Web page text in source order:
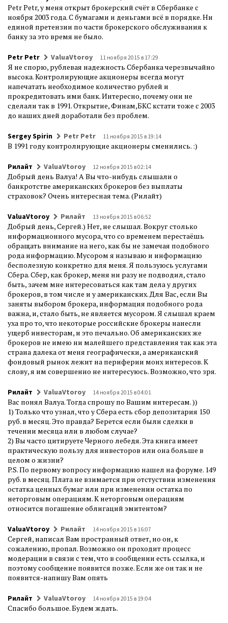
Petr Petr, у меня открыт брокерский счёт в Сбербанке с
ноября 2003 года. С бумагами и деньгами всё в порядке. Ни
единой претензии по части брокерского обслуживания к
банку за это время не было.
Petr Petr ValuaVtoroy 11 ноября 2015 в 17:29
Я не спорю, рублевая надежность Сбербанка черезвычайно
высока. Контролирующие акционеры всегда могут
напечатать необходимое количество рублей и
прокредитовать ими банк. Интересно, почему они не
сделали так в 1991. Открытие, Финам,БКС кстати тоже с 2003
до наших дней доработали без проблем.
Sergey Spirin Petr Petr 11 ноября 2015 в 19:14
В 1991 году контролирующие акционеры сменились. :)
Рилайт ValuaVtoroy 12 ноября 2015 в 02:14
Добрый день Валуа! А Вы что-нибудь слышали о
банкротстве американских брокеров без выплаты
страховок? Очень интересная тема. (Рилайт)
ValuaVtoroy Рилайт 13 ноября 2015 в 06:52
Добрый день, Сергей.) Нет, не слышал. Вокруг столько
информационного мусора, что со временем перестаёшь
обращать внимание на него, как бы не замечая подобного
рода информацию. Мусором я называю и информацию
бесполезную конкретно для меня. Я пользуюсь услугами
Сбера. Сбер, как брокер, меня ни разу не подводил, стало
быть, зачем мне интересоваться как там дела у других
брокеров, в том числе и у американских. Для Вас, если Вы
заняты выбором брокера, информация подобного рода
важна, и, стало быть, не является мусором. Я слышал краем
уха про то, что некоторые российские брокеры нанесли
ущерб инвесторам, и это печально. Об американских же
брокеров не имею ни малейшего представления так как эта
страна далека от меня географически, а американский
фондовый рынок лежит на периферии моих интересов. К
слову, я им совершенно не интересуюсь. Возможно, что зря.
Рилайт ValuaVtoroy 14 ноября 2015 в 04:01
Вас понял Валуа. Тогда спрошу по Вашим интересам. ))
1) Только что узнал, что у Сбера есть сбор депозитария 150
руб. в месяц. Это правда? Берется если были сделки в
течении месяца или в любом случае?
2) Вы часто цитируете Черного лебедя. Эта книга имеет
практическую пользу для инвесторов или она больше в
целом о жизни?
P.S. По первому вопросу информацию нашел на форуме. 149
руб. в месяц. Плата не взимается при отстуствии изменения
остатка ценных бумаг или при изменении остатка по
неторговым операциям. К неторговым операциям
относится погашение облигаций эмитентом?
ValuaVtoroy Рилайт 14 ноября 2015 в 16:07
Сергей, написал Вам пространный ответ, но он, к
сожалению, пропал. Возможно он проходит процесс
модерации в связи с тем, что в сообщении есть ссылка, и
поэтому сообщение появится позже. Если же он так и не
появится-напишу Вам опять
Рилайт ValuaVtoroy 14 ноября 2015 в 19:04
Спасибо большое. Будем ждать.